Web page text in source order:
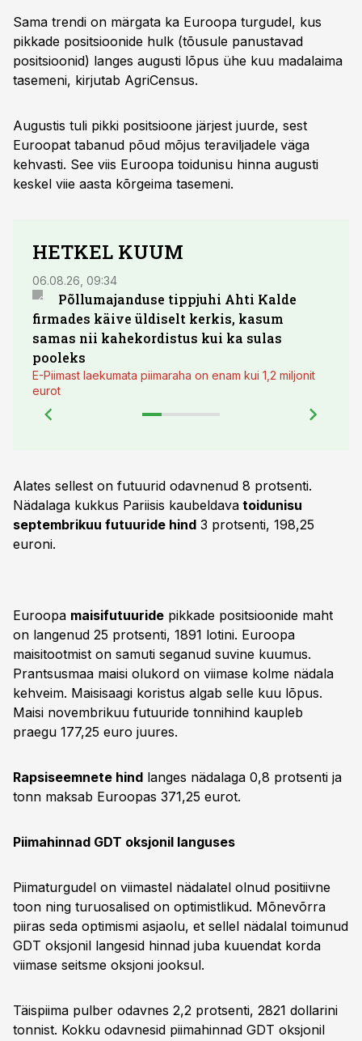
Sama trendi on märgata ka Euroopa turgudel, kus
pikkade positsioonide hulk (tõusule panustavad
positsioonid) langes augusti lõpus ühe kuu madalaima
tasemeni, kirjutab AgriCensus.
Augustis tuli pikki positsioone järjest juurde, sest
Euroopat tabanud põud mõjus teraviljadele väga
kehvasti. See viis Euroopa toidunisu hinna augusti
keskel viie aasta kõrgeima tasemeni.
HETKEL KUUM
06.08.26, 09:34
Põllumajanduse tippjuhi Ahti Kalde
firmades käive üldiselt kerkis, kasum
samas nii kahekordistus kui ka sulas
pooleks
E-Piimast laekumata piimaraha on enam kui 1,2 miljonit
eurot
Alates sellest on futuurid odavnenud 8 protsenti.
Nädalaga kukkus Pariisis kaubeldava toidunisu
septembrikuu futuuride hind 3 protsenti, 198,25
euroni.
Euroopa maisifutuuride pikkade positsioonide maht
on langenud 25 protsenti, 1891 lotini. Euroopa
maisitootmist on samuti seganud suvine kuumus.
Prantsusmaa maisi olukord on viimase kolme nädala
kehveim. Maisisaagi koristus algab selle kuu lõpus.
Maisi novembrikuu futuuride tonnihind kaupleb
praegu 177,25 euro juures.
Rapsiseemnete hind langes nädalaga 0,8 protsenti ja
tonn maksab Euroopas 371,25 eurot.
Piimahinnad GDT oksjonil languses
Piimaturgudel on viimastel nädalatel olnud positiivne
toon ning turuosalised on optimistlikud. Mõnevõrra
piiras seda optimismi asjaolu, et sellel nädalal toimunud
GDT oksjonil langesid hinnad juba kuuendat korda
viimase seitsme oksjoni jooksul.
Täispiima pulber odavnes 2,2 protsenti, 2821 dollarini
tonnist. Kokku odavnesid piimahinnad GDT oksjonil